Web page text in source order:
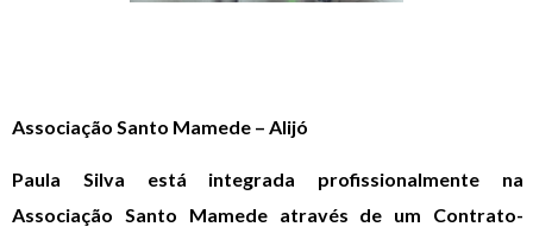
Associação Santo Mamede – Alijó
Paula Silva está integrada profissionalmente na
Associação Santo
Mamede através de um Contrato-